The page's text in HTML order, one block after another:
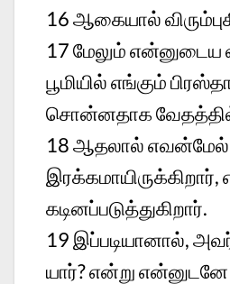
16ஆகையால்
17மேலும் என்னுடைய
பூமியில் எங்கும்
சொன்னதாக வேதத்தில்
18ஆதலால் எவன்மேல்
கடினப்படுத்துகிறார்.
19 இப்படியானால்,
யார்? என்று